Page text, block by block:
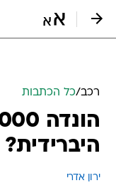
רכב/כל הכתבות
היברידית?
ירון אדרי